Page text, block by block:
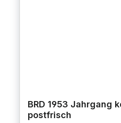
BRD 1953 Jahrgang
postfrisch